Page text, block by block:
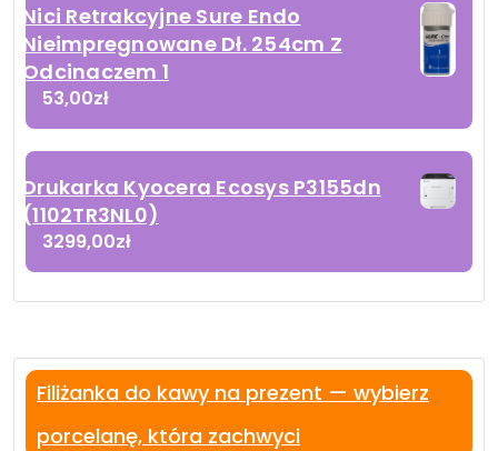
Nici Retrakcyjne Sure Endo
Nieimpregnowane Dł. 254cm Z
Odcinaczem 1
53,00zł
Drukarka Kyocera Ecosys P3155dn
(1102TR3NL0)
3299,00zł
Filiżanka do kawy na prezent — wybierz
porcelanę, która zachwyci